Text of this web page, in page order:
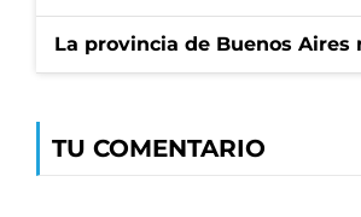
La provincia de Buenos
TU COMENTARIO